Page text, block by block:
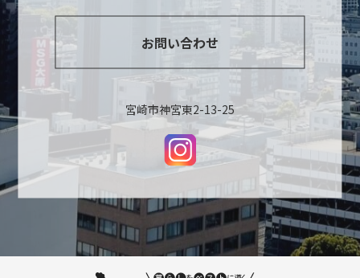
お問い合わせ
宮崎市神宮東2-13-25